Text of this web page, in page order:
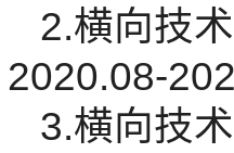
2.横向技
2020.08-
3.横向技